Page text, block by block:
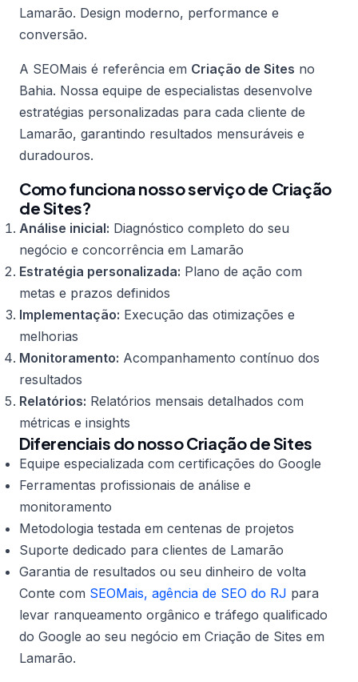
Lamarão. Design moderno, performance e
conversão.
A SEOMais é referência em Criação de Sites no
Bahia. Nossa equipe de especialistas desenvolve
estratégias personalizadas para cada cliente de
Lamarão, garantindo resultados mensuráveis e
duradouros.
Como funciona nosso serviço de Criação
de Sites?
Análise inicial: Diagnóstico completo do seu
negócio e concorrência em Lamarão
Estratégia personalizada: Plano de ação com
metas e prazos definidos
Implementação: Execução das otimizações e
melhorias
Monitoramento: Acompanhamento contínuo dos
resultados
Relatórios: Relatórios mensais detalhados com
métricas e insights
Diferenciais do nosso Criação de Sites
Equipe especializada com certificações do Google
Ferramentas profissionais de análise e
monitoramento
Metodologia testada em centenas de projetos
Suporte dedicado para clientes de Lamarão
Garantia de resultados ou seu dinheiro de volta
Conte com SEOMais, agência de SEO do RJ para
levar ranqueamento orgânico e tráfego qualificado
do Google ao seu negócio em Criação de Sites em
Lamarão.